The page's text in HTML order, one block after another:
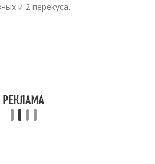
и 2 перекуса.